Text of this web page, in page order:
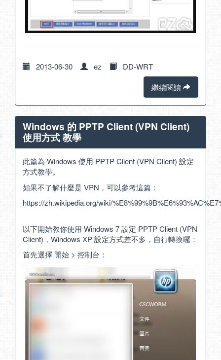
2013-06-30 ez
DD-WRT
繼續閱讀
Windows 的 PPTP Client (VPN Client)
使用方式 教學
此篇為 Windows 使用 PPTP Client (VPN Client) 設定
方式教學。
如果不了解什麼是 VPN，可以參考這篇：
https://zh.wikipedia.org/wiki/
以下開始教你使用 Windows 7 設定 PPTP Client (VPN
Client)，Windows XP 設定方式差不多，自行轉換囉：
首先選擇 開始 > 控制台：